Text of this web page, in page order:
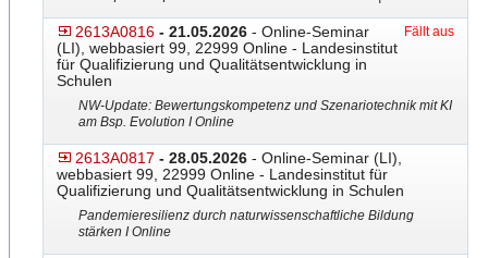
2613A0816 - 21.05.2026 - Online-Seminar
(LI), webbasiert 99, 22999 Online - Landesinstitut
für Qualifizierung und Qualitätsentwicklung in
Schulen
Fällt aus
NW-Update: Bewertungskompetenz und Szenariotechnik mit KI
am Bsp. Evolution I Online
2613A0817 - 28.05.2026 - Online-Seminar (LI),
webbasiert 99, 22999 Online - Landesinstitut für
Qualifizierung und Qualitätsentwicklung in Schulen
Pandemieresilienz durch naturwissenschaftliche Bildung
stärken I Online